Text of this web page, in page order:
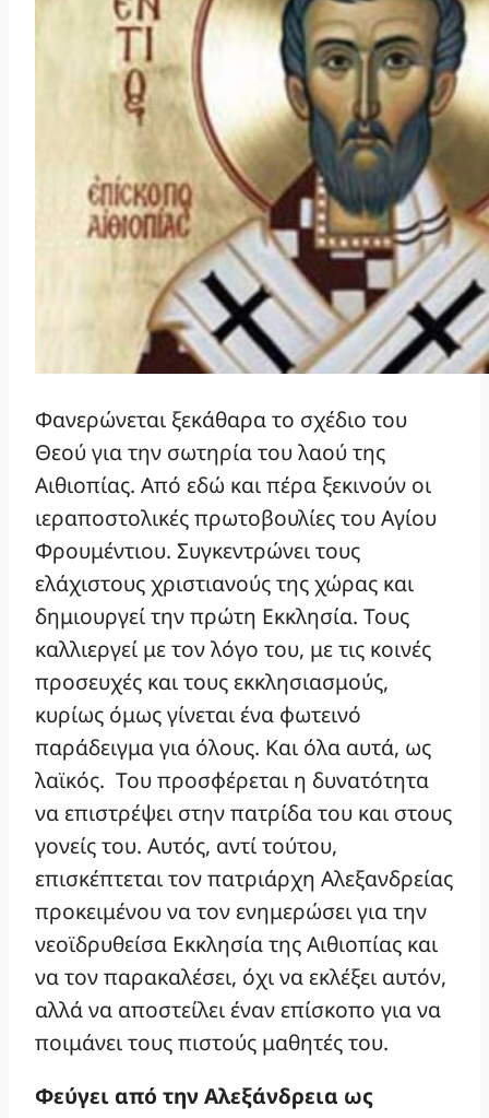
Φανερώνεται ξεκάθαρα το σχέδιο του
Θεού για την σωτηρία του λαού της
Αιθιοπίας. Από εδώ και πέρα ξεκινούν οι
ιεραποστολικές πρωτοβουλίες του Αγίου
Φρουμέντιου. Συγκεντρώνει τους
ελάχιστους χριστιανούς της χώρας και
δημιουργεί την πρώτη Εκκλησία. Τους
καλλιεργεί με τον λόγο του, με τις κοινές
προσευχές και τους εκκλησιασμούς,
κυρίως όμως γίνεται ένα φωτεινό
παράδειγμα για όλους. Και όλα αυτά, ως
λαϊκός. Του προσφέρεται η δυνατότητα
να επιστρέψει στην πατρίδα του και στους
γονείς του. Αυτός, αντί τούτου,
επισκέπτεται τον πατριάρχη Αλεξανδρείας
προκειμένου να τον ενημερώσει για την
νεοϊδρυθείσα Εκκλησία της Αιθιοπίας και
να τον παρακαλέσει, όχι να εκλέξει αυτόν,
αλλά να αποστείλει έναν επίσκοπο για να
ποιμάνει τους πιστούς μαθητές του.
Φεύγει από την Αλεξάνδρεια ως